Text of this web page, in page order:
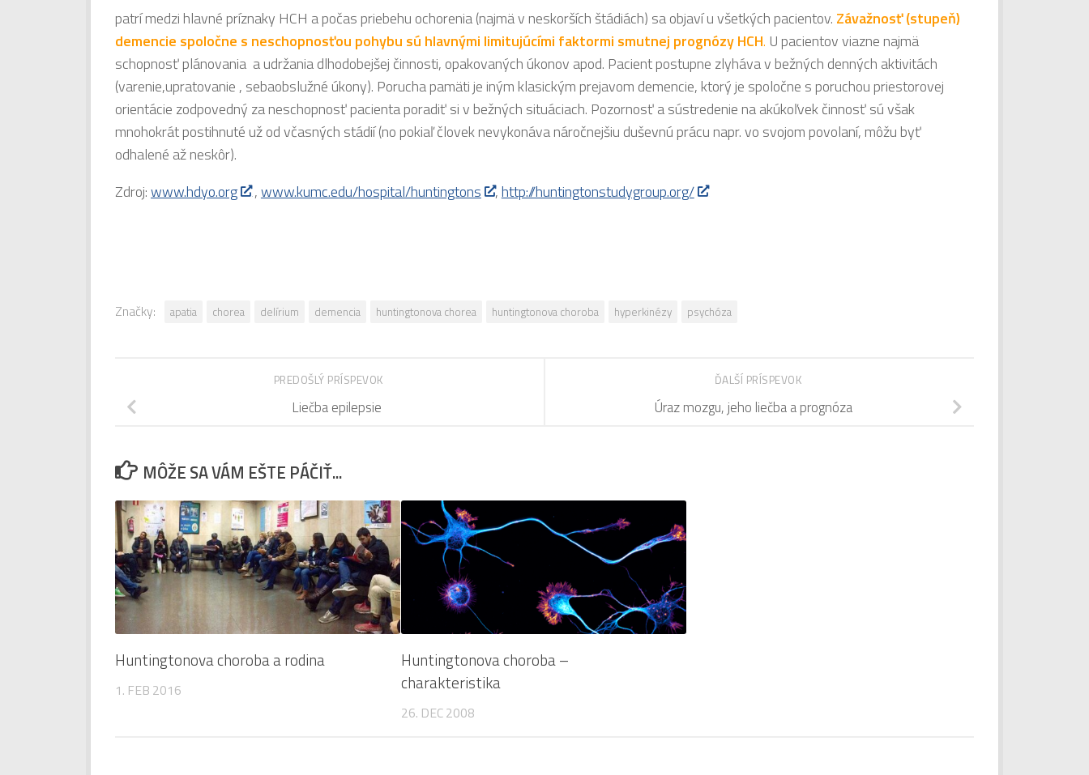
patrí medzi hlavné príznaky HCH a počas priebehu ochorenia (najmä v neskorších štádiách) sa objaví u všetkých pacientov. Závažnosť (stupeň)
demencie spoločne s neschopnosťou pohybu sú hlavnými limitujúcími faktormi smutnej prognózy HCH. U pacientov viazne najmä
schopnosť plánovania a udržania dlhodobejšej činnosti, opakovaných úkonov apod. Pacient postupne zlyháva v bežných denných aktivitách
(varenie,upratovanie , sebaobslužné úkony). Porucha pamäti je iným klasickým prejavom demencie, ktorý je spoločne s poruchou priestorovej
orientácie zodpovedný za neschopnosť pacienta poradiť si v bežných situáciach. Pozornosť a sústredenie na akúkoľvek činnosť sú však
mnohokrát postihnuté už od včasných stádií (no pokiaľ človek nevykonáva náročnejšiu duševnú prácu napr. vo svojom povolaní, môžu byť
odhalené až neskôr).
Zdroj:www.hdyo.org ,www.kumc.edu/hospital/huntingtons ,http://huntingtonstudygroup.org/
Značky: apatia chorea delírium demencia huntingtonova chorea huntingtonova choroba hyperkinézy psychóza
ĎALŠÍ PRÍSPEVOK
Úraz mozgu, jeho liečba a prognóza
PREDOŠLÝ PRÍSPEVOK
Liečba epilepsie
MÔŽE SA VÁM EŠTE PÁČIŤ...
Huntingtonova choroba a rodina
1. FEB 2016
Huntingtonova choroba –
charakteristika
26. DEC 2008